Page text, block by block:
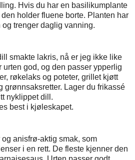
Hvis du har en basilikumplante
holder fluene borte. Planten har
trenger daglig vanning.
smakte lakris, nå er jeg ikke like
urten god, og den passer ypperlig
røkelaks og poteter, grillet kjøtt
grønnsaksretter. Lager du frikassé
nyklippet dill.
best i kjøleskapet.
anisfrø-aktig smak, som
i en rett. De fleste kjenner den